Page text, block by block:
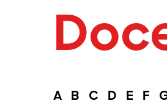
A B C D E F